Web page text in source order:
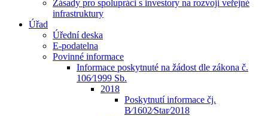
Zásady pro spolupráci s investory na rozvoji veřejné
infrastruktury
Úřad
Úřední deska
E-podatelna
Povinné informace
Informace poskytnuté na žádost dle zákona č.
106⁄1999 Sb.
2018
Poskytnutí informace čj.
B⁄1602⁄Star⁄2018